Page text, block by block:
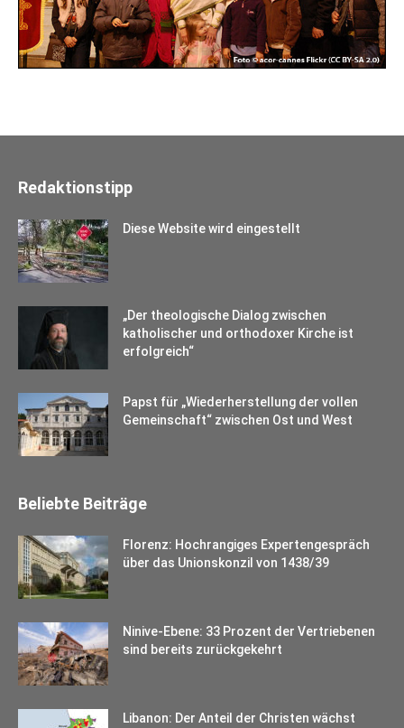
Redaktionstipp
Diese Website wird eingestellt
„Der theologische Dialog zwischen
katholischer und orthodoxer Kirche ist
erfolgreich“
Papst für „Wiederherstellung der vollen
Gemeinschaft“ zwischen Ost und West
Beliebte Beiträge
Florenz: Hochrangiges Expertengespräch
über das Unionskonzil von 1438/39
Ninive-Ebene: 33 Prozent der Vertriebenen
sind bereits zurückgekehrt
Libanon: Der Anteil der Christen wächst